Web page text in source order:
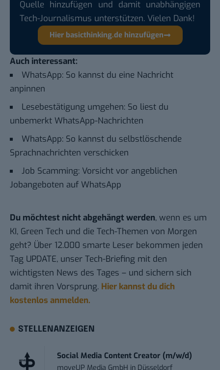
Quelle hinzufügen und damit unabhängigen
Tech-Journalismus unterstützen. Vielen Dank!
Hier basicthinking.de hinzufügen
Auch interessant:
WhatsApp: So kannst du eine Nachricht
anpinnen
Lesebestätigung umgehen: So liest du
unbemerkt WhatsApp-Nachrichten
WhatsApp: So kannst du selbstlöschende
Sprachnachrichten verschicken
Job Scamming: Vorsicht vor angeblichen
Jobangeboten auf WhatsApp
Du möchtest nicht abgehängt werden, wenn es um
KI, Green Tech und die Tech-Themen von Morgen
geht? Über 12.000 smarte Leser bekommen jeden
Tag UPDATE, unser Tech-Briefing mit den
wichtigsten News des Tages – und sichern sich
damit ihren Vorsprung. Hier kannst du dich
kostenlos anmelden.
STELLENANZEIGEN
Social Media Content Creator (m/w/d)
moveUP Media GmbH in Düsseldorf